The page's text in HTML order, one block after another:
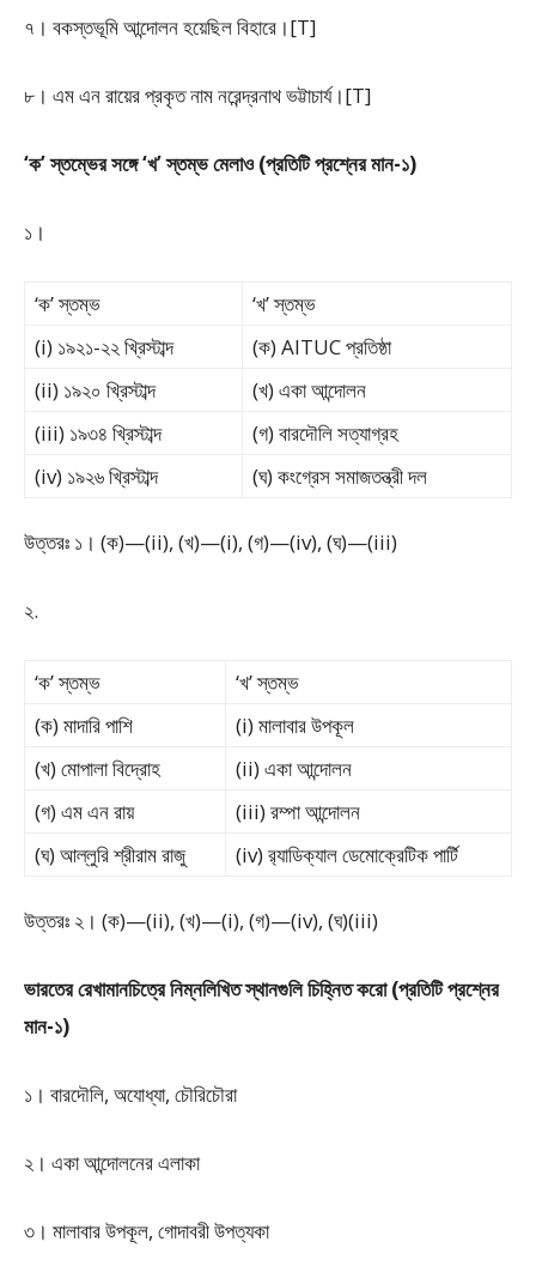
৭। বকস্তভূমি আন্দোলন হয়েছিল বিহারে।[T]
৮। এম এন রায়ের প্রকৃত নাম নরেন্দ্রনাথ ভট্টাচার্য।[T]
‘ক’ স্তম্ভের সঙ্গে ‘খ’ স্তম্ভ মেলাও (প্রতিটি প্রশ্নের মান-১)
১।
‘ক’ স্তম্ভ
‘খ’ স্তম্ভ
(i) ১৯২১-২২ খ্রিস্টাব্দ
(ক) AITUC প্রতিষ্ঠা
(ii) ১৯২০ খ্রিস্টাব্দ
(খ) একা আন্দোলন
(iii) ১৯৩৪ খ্রিস্টাব্দ
(গ) বারদৌলি সত্যাগ্রহ
(iv) ১৯২৬ খ্রিস্টাব্দ
(ঘ) কংগ্রেস সমাজতন্ত্রী দল
উত্তরঃ ১। (ক)—(ii), (খ)—(i), (গ)—(iv), (ঘ)—(iii)
২.
‘ক’ স্তম্ভ
‘খ’ স্তম্ভ
(ক) মাদারি পাশি
(i) মালাবার উপকূল
(খ) মোপালা বিদ্রোহ
(ii) একা আন্দোলন
(গ) এম এন রায়
(iii) রম্পা আন্দোলন
(ঘ) আল্লুরি শ্রীরাম রাজু
(iv) র‍্যাডিক্যাল ডেমোক্রেটিক পার্টি
উত্তরঃ ২। (ক)—(ii), (খ)—(i), (গ)—(iv), (ঘ)(iii)
ভারতের রেখামানচিত্রে নিম্নলিখিত স্থানগুলি চিহ্নিত করো (প্রতিটি প্রশ্নের
মান-১)
১। বারদৌলি, অযোধ্যা, চৌরিচৌরা
২। একা আন্দোলনের এলাকা
৩। মালাবার উপকূল, গোদাবরী উপত্যকা